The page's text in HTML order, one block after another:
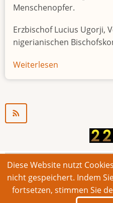
Menschenopfer.
Erzbischof Lucius Ugorji,
nigerianischen
Weiterlesen
© 2026 Bonner Aufruf.
Footer
Impressum Kontakt
Diese Website nutzt
nicht gespeichert. Indem
fortsetzen, stimmen Sie